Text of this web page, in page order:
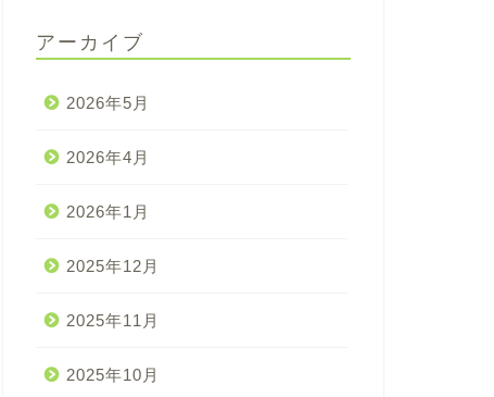
アーカイブ
2026年5月
2026年4月
2026年1月
2025年12月
2025年11月
2025年10月